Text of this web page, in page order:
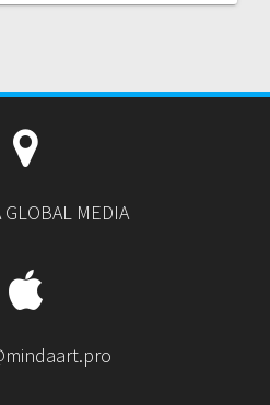
GLOBAL MEDIA